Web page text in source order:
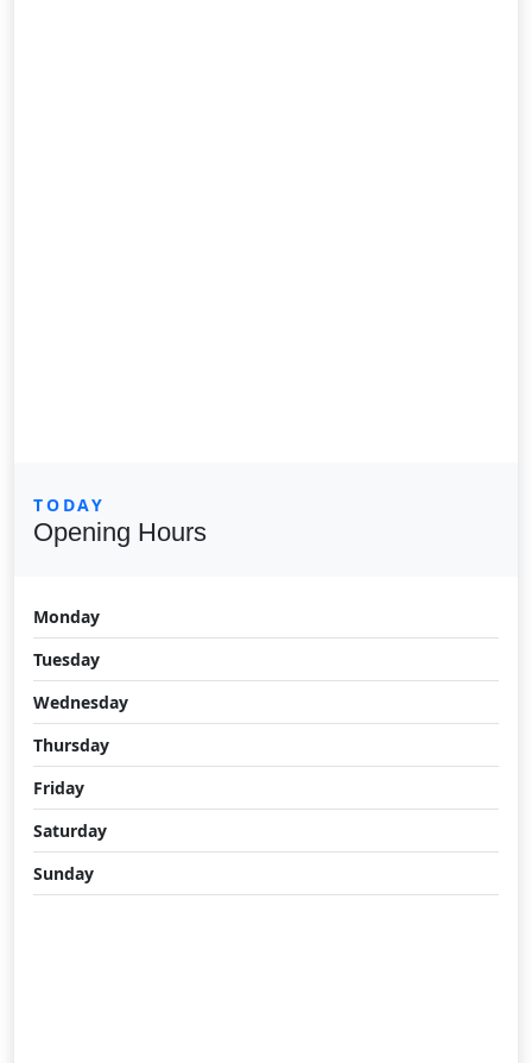
TODAY
Opening Hours
Monday
Tuesday
Wednesday
Thursday
Friday
Saturday
Sunday